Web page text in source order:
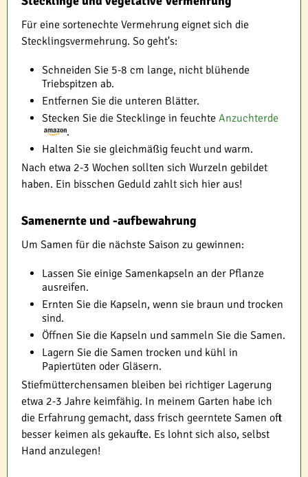
Für eine sortenechte Vermehrung eignet sich die
Stecklingsvermehrung. So geht's:
Schneiden Sie 5-8 cm lange, nicht blühende
Triebspitzen ab.
Entfernen Sie die unteren Blätter.
Stecken Sie die Stecklinge in feuchte Anzuchterde
.
Halten Sie sie gleichmäßig feucht und warm.
Nach etwa 2-3 Wochen sollten sich Wurzeln gebildet
haben. Ein bisschen Geduld zahlt sich hier aus!
Samenernte und -aufbewahrung
Um Samen für die nächste Saison zu gewinnen:
Lassen Sie einige Samenkapseln an der Pflanze
ausreifen.
Ernten Sie die Kapseln, wenn sie braun und trocken
sind.
Öffnen Sie die Kapseln und sammeln Sie die Samen.
Lagern Sie die Samen trocken und kühl in
Papiertüten oder Gläsern.
Stiefmütterchensamen bleiben bei richtiger Lagerung
etwa 2-3 Jahre keimfähig. In meinem Garten habe ich
die Erfahrung gemacht, dass frisch geerntete Samen oft
besser keimen als gekaufte. Es lohnt sich also, selbst
Hand anzulegen!